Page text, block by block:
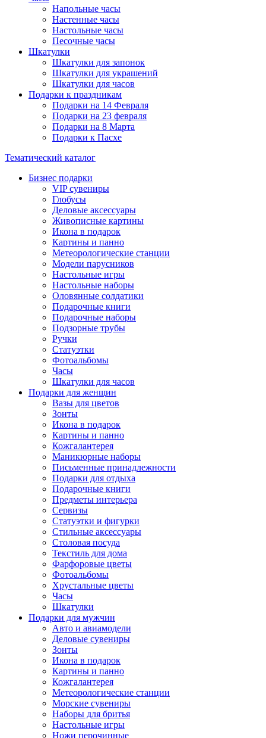
Напольные часы
Настенные часы
Настольные часы
Песочные часы
Шкатулки
Шкатулки для запонок
Шкатулки для украшений
Шкатулки для часов
Подарки к праздникам
Подарки на 14 Февраля
Подарки на 23 февраля
Подарки на 8 Марта
Подарки к Пасхе
Тематический каталог
Бизнес подарки
VIP сувениры
Глобусы
Деловые аксессуары
Живописные картины
Икона в подарок
Картины и панно
Метеорологические станции
Модели парусников
Настольные игры
Настольные наборы
Оловянные солдатики
Подарочные книги
Подарочные наборы
Подзорные трубы
Ручки
Статуэтки
Фотоальбомы
Часы
Шкатулки для часов
Подарки для женщин
Вазы для цветов
Зонты
Икона в подарок
Картины и панно
Кожгалантерея
Маникюрные наборы
Письменные принадлежности
Подарки для отдыха
Подарочные книги
Предметы интерьера
Сервизы
Статуэтки и фигурки
Стильные аксессуары
Столовая посуда
Текстиль для дома
Фарфоровые цветы
Фотоальбомы
Хрустальные цветы
Часы
Шкатулки
Подарки для мужчин
Авто и авиамодели
Деловые сувениры
Зонты
Икона в подарок
Картины и панно
Кожгалантерея
Метеорологические станции
Морские сувениры
Наборы для бритья
Настольные игры
Ножи перочинные